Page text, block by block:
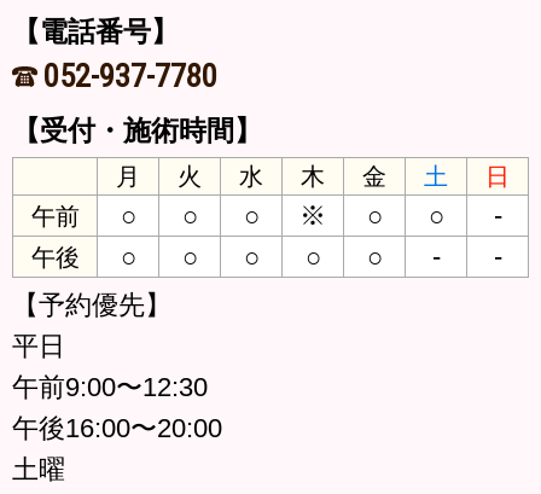
【電話番号】
052-937-7780
【受付・施術時間】
月 火 水 木 金 土
日
午前
○ ○ ○ ※ ○ ○ -
午後 ○ ○ ○ ○ ○ -
-
【予約優先】
平日
午前9:00〜12:30
午後16:00〜20:00
土曜